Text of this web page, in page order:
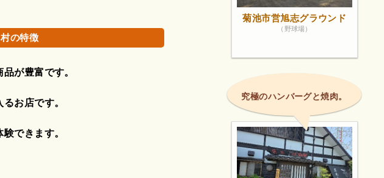
の特徴
が豊富です。
お店です。
できます。
菊池市営旭志グラウンド
（野球場）
究極のハンバーグと焼肉。